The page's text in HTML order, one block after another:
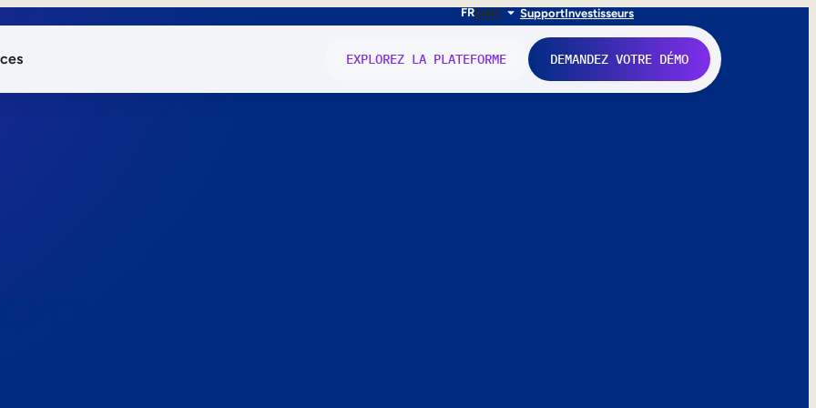
FRENIT SupportInvestisseurs
EXPLOREZ LA PLATEFORME DEMANDEZ VOTRE DÉMO